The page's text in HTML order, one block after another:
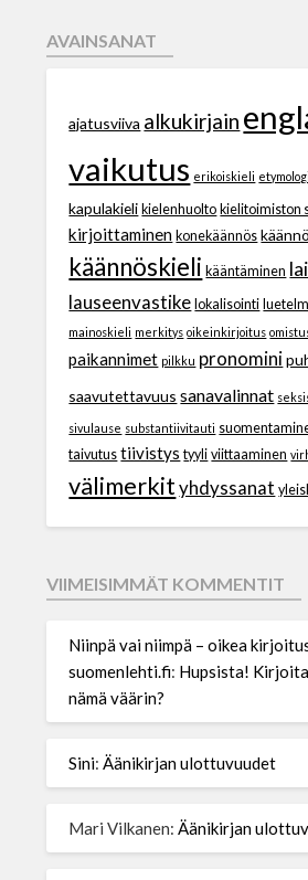
AVAINSANAT
ajatusviiva alkukirjain
vaikutus erikoiskieli
kapulakieli kielenhuolto kielitoimiston
kirjoittaminen konekäännös
käännöskieli kääntäminen
lauseenvastike lokalisointi
mainoskieli merkitys oikeinkirjoitus
paikannimet pilkku pronomini
saavutettavuus sanavalinnat
sivulause substantiivitauti
taivutus tiivistys tyyli viittaaminen
välimerkit yhdyssanat
VIIMEISIMMÄT KOMMENTIT
Niinpä vai niimpä – oikea
suomenlehti.fi: Hupsista!
nämä väärin?
Sini: Äänikirjan ulottuvuudet
Mari Vilkanen: Äänikirjan